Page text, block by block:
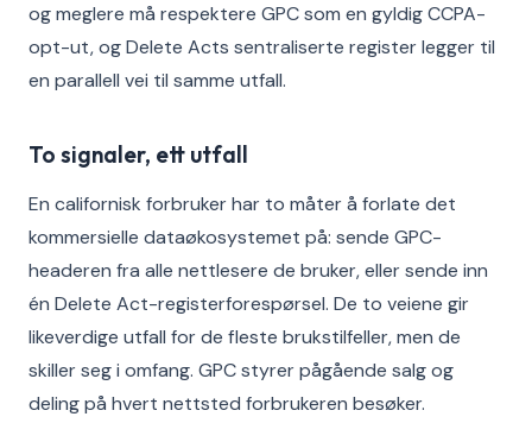
og meglere må respektere GPC som en gyldig CCPA-
opt-ut, og Delete Acts sentraliserte register legger til
en parallell vei til samme utfall.
To signaler, ett utfall
En californisk forbruker har to måter å forlate det
kommersielle dataøkosystemet på: sende GPC-
headeren fra alle nettlesere de bruker, eller sende inn
én Delete Act-registerforespørsel. De to veiene gir
likeverdige utfall for de fleste brukstilfeller, men de
skiller seg i omfang. GPC styrer pågående salg og
deling på hvert nettsted forbrukeren besøker.